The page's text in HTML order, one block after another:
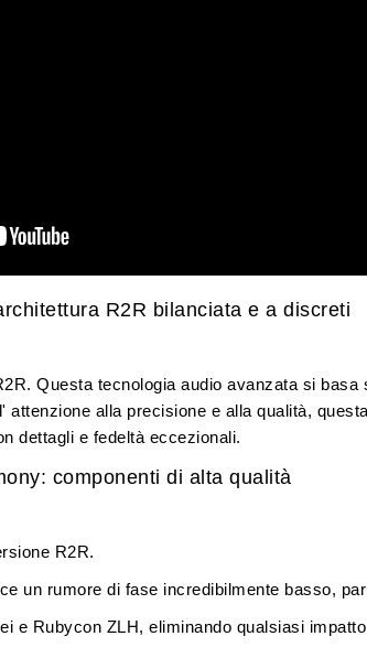
R2R bilanciata e a discreti
Questa tecnologia audio avanzata si
alla precisione e alla qualità,
dettagli e fedeltà eccezionali.
componenti di alta qualità
R2R.
un rumore di fase incredibilmente basso,
e Rubycon ZLH, eliminando qualsiasi